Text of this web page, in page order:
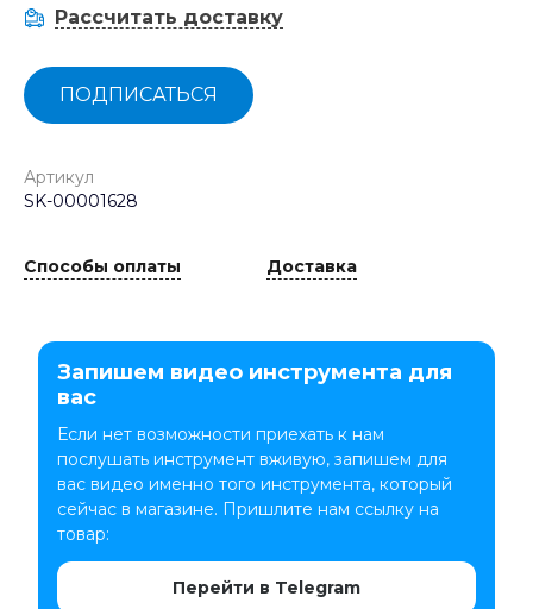
Рассчитать доставку
ПОДПИСАТЬСЯ
Артикул
SK-00001628
Способы оплаты Доставка
Запишем видео инструмента для
вас
Если нет возможности приехать к нам
послушать инструмент вживую, запишем для
вас видео именно того инструмента, который
сейчас в магазине. Пришлите нам ссылку на
товар:
Перейти в Telegram